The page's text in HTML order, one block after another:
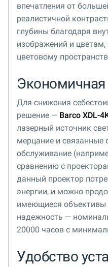
впечатления от
реалистичной
глубины благодаря
изображений и
цветовому
Экономичная
Для снижения
решение — Barco XDL-
лазерный источник
мерцание и связанные
обслуживание
сравнению с
данный проектор
энергии, и можно
имеющиеся объективы
надежность —
20000 часов с
Удобство